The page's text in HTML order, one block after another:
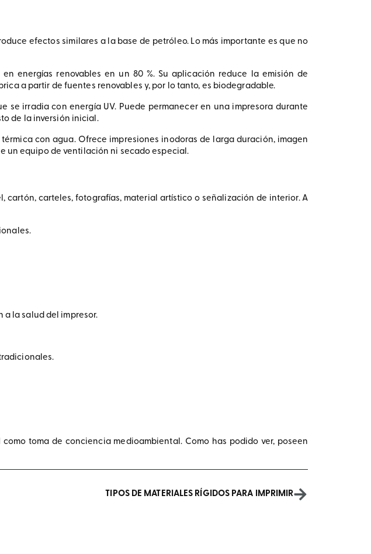
efectos similares a la base de petróleo. Lo más importante es que no
energías renovables en un 80 %. Su aplicación reduce la emisión de
a partir de fuentes renovables y, por lo tanto, es biodegradable.
irradia con energía UV. Puede permanecer en una impresora durante
de la inversión inicial.
con agua. Ofrece impresiones inodoras de larga duración, imagen
un equipo de ventilación ni secado especial.
cartón, carteles, fotografías, material artístico o señalización de interior. A
la salud del impresor.
como toma de conciencia medioambiental. Como has podido ver, poseen
TIPOS DE MATERIALES RÍGIDOS PARA IMPRIMIR